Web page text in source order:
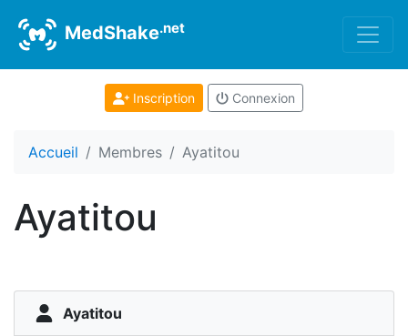
MedShake.net
Inscription Connexion
Accueil Membres Ayatitou
Ayatitou
Ayatitou